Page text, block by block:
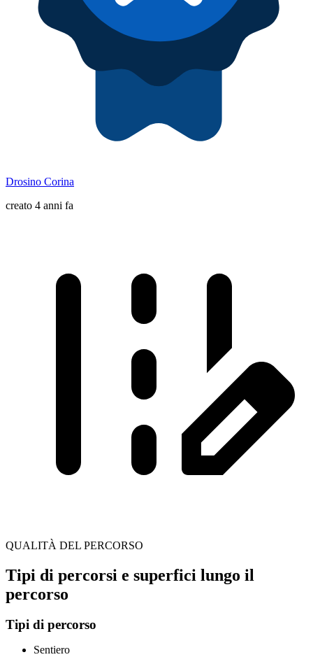
Drosino Corina
creato 4 anni fa
QUALITÀ DEL PERCORSO
Tipi di percorsi e superfici lungo il
percorso
Tipi di percorso
Sentiero